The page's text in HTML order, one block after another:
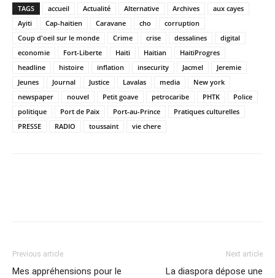
TAGS accueil Actualité Alternative Archives
aux cayes
Ayiti
Cap-haitien Caravane cho
corruption
Coup d'oeil sur le monde
Crime crise dessalines
digital
economie
Fort-Liberte Haiti Haitian
HaitiProgres
headline
histoire inflation insecurity Jacmel
Jeremie
Jeunes
Journal Justice Lavalas media
New york
newspaper
nouvel Petit goave petrocaribe PHTK
Police
politique
Port de Paix Port-au-Prince
Pratiques culturelles
PRESSE
RADIO toussaint vie chere
Previous article
Mes appréhensions pour le
Next article
La diaspora dépose une